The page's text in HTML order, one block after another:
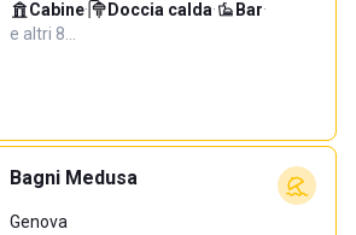
Cabine· Doccia calda· Bar·
e altri 8…
Bagni Medusa
Genova